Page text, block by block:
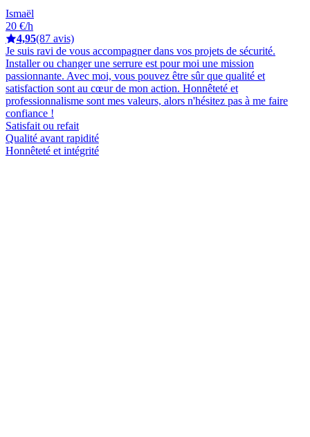
Ismaël
20 €/h
4,95(87 avis)
Je suis ravi de vous accompagner dans vos projets de sécurité.
Installer ou changer une serrure est pour moi une mission
passionnante. Avec moi, vous pouvez être sûr que qualité et
satisfaction sont au cœur de mon action. Honnêteté et
professionnalisme sont mes valeurs, alors n'hésitez pas à me faire
confiance !
Satisfait ou refait
Qualité avant rapidité
Honnêteté et intégrité